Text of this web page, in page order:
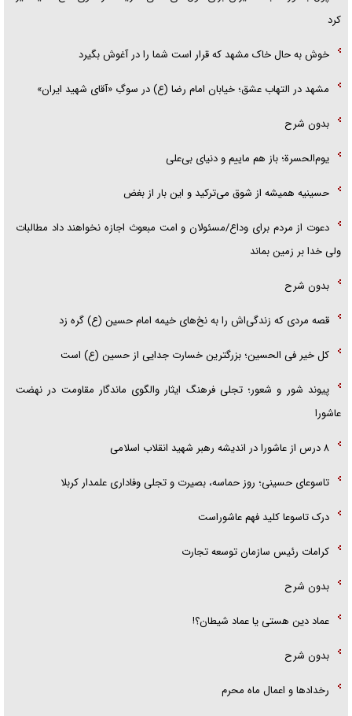
کرد
خوش به حال خاک مشهد که قرار است شما را در آغوش بگیرد
مشهد در التهاب عشق؛ خیابان امام رضا (ع) در سوگِ «آقای شهید ایران»
بدون شرح
یوم‌الحسرة؛ باز هم ماییم و دنیای بی‌علی
حسینیه همیشه از شوق می‌ترکید و این بار از بغض
دعوت از مردم برای وداع/مسئولان و امت مبعوث اجازه نخواهند داد مطالبات
ولی خدا بر زمین بماند
بدون شرح
قصه مردی که زندگی‌اش را به نخ‌های خیمه امام حسین (ع) گره زد
کل خیر فی الحسین؛ بزرگترین خسارت جدایی از حسین (ع) است
پیوند شور و شعور؛ تجلی فرهنگ ایثار والگوی ماندگار مقاومت در نهضت
عاشورا
۸ درس از عاشورا در اندیشه رهبر شهید انقلاب اسلامی
تاسوعای حسینی؛ روز حماسه، بصیرت و تجلی وفاداری علمدار کربلا
درک تاسوعا کلید فهم عاشوراست
کرامات رئیس سازمان توسعه تجارت
بدون شرح
عماد دین هستی یا عماد شیطان؟!
بدون شرح
رخداد‌ها و اعمال ماه محرم